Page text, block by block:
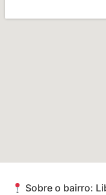
Sobre o bairro: